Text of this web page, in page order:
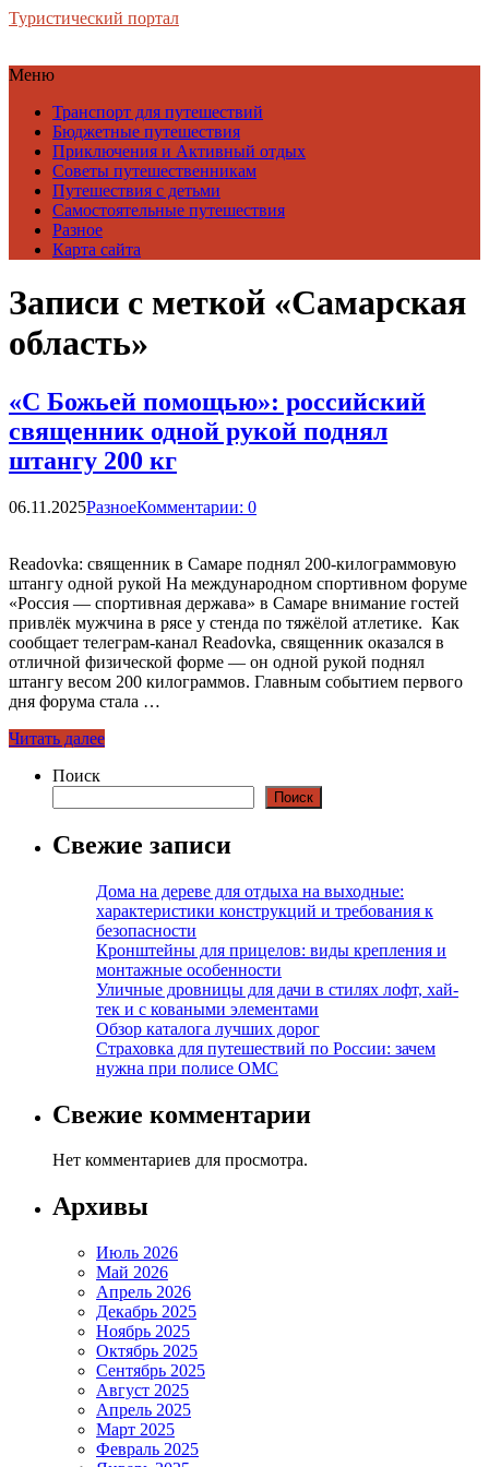
Туристический портал
Меню
Транспорт для путешествий
Бюджетные путешествия
Приключения и Активный отдых
Советы путешественникам
Путешествия с детьми
Самостоятельные путешествия
Разное
Карта сайта
Записи с меткой «Самарская
область»
«С Божьей помощью»: российский
священник одной рукой поднял
штангу 200 кг
06.11.2025РазноеКомментарии: 0
Readovka: священник в Самаре поднял 200-килограммовую
штангу одной рукой На международном спортивном форуме
«Россия — спортивная держава» в Самаре внимание гостей
привлёк мужчина в рясе у стенда по тяжёлой атлетике. Как
сообщает телеграм-канал Readovka, священник оказался в
отличной физической форме — он одной рукой поднял
штангу весом 200 килограммов. Главным событием первого
дня форума стала …
Читать далее
Поиск
Поиск
Свежие записи
Дома на дереве для отдыха на выходные:
характеристики конструкций и требования к
безопасности
Кронштейны для прицелов: виды крепления и
монтажные особенности
Уличные дровницы для дачи в стилях лофт, хай-
тек и с коваными элементами
Обзор каталога лучших дорог
Страховка для путешествий по России: зачем
нужна при полисе ОМС
Свежие комментарии
Нет комментариев для просмотра.
Архивы
Июль 2026
Май 2026
Апрель 2026
Декабрь 2025
Ноябрь 2025
Октябрь 2025
Сентябрь 2025
Август 2025
Апрель 2025
Март 2025
Февраль 2025